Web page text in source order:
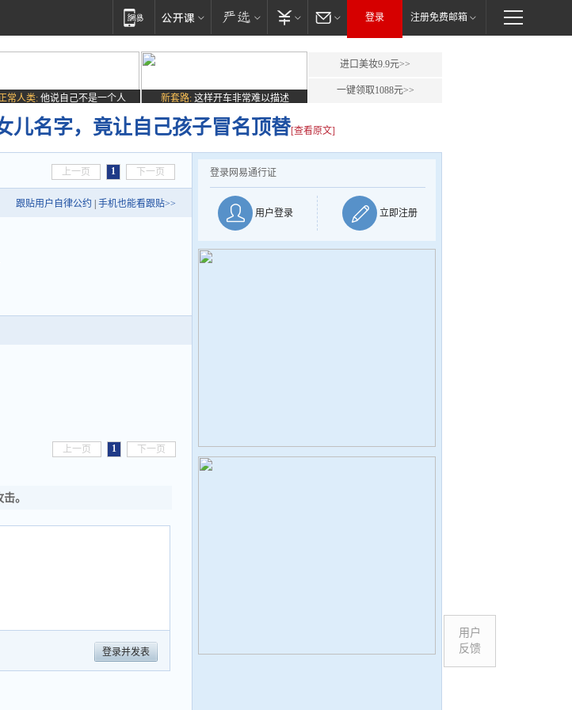
登录 注册免费邮箱
常人类: 他说自己不是一个人 新套路: 这样开车非常难以描述
进口美妆9.9元>>
一键领取1088元>>
儿名字，竟让自己孩子冒名顶替[查看原文]
上一页 1 下一页
跟贴用户自律公约 手机也能看跟贴>>
上一页 1 下一页
。
登录并发表
登录网易通行证
用户登录 立即注册
用户
反馈